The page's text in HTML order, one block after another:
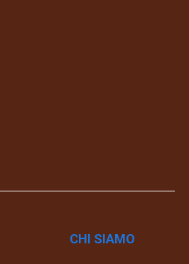
CHI SIAMO